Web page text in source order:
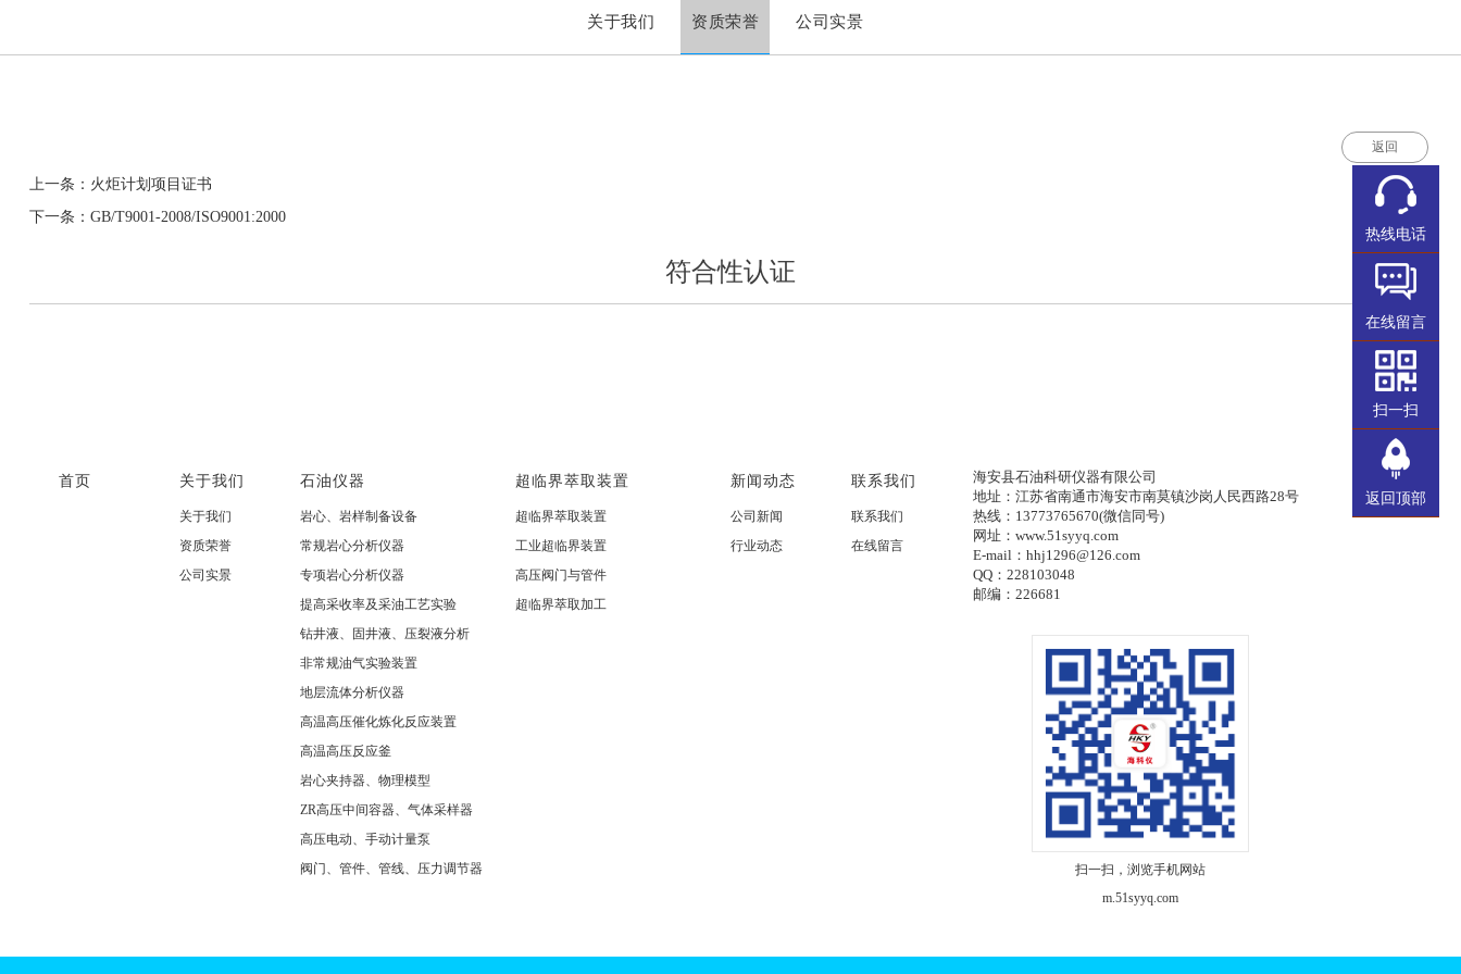
关于我们 资质荣誉 公司实景
返回
上一条：火炬计划项目证书
下一条：GB/T9001-2008/ISO9001:2000
符合性认证
首页 关于我们
关于我们
资质荣誉
公司实景
石油仪器
岩心、岩样制备设备
常规岩心分析仪器
专项岩心分析仪器
提高采收率及采油工艺实验
钻井液、固井液、压裂液分析
非常规油气实验装置
地层流体分析仪器
高温高压催化炼化反应装置
高温高压反应釜
岩心夹持器、物理模型
ZR高压中间容器、气体采样器
高压电动、手动计量泵
阀门、管件、管线、压力调节器
超临界萃取装置
超临界萃取装置
工业超临界装置
高压阀门与管件
超临界萃取加工
新闻动态
公司新闻
行业动态
联系我们
联系我们
在线留言
海安县石油科研仪器有限公司
地址：江苏省南通市海安市南莫镇沙岗人民西路28号
热线：13773765670(微信同号)
网址：www.51syyq.com
E-mail：hhj1296@126.com
QQ：228103048
邮编：226681
扫一扫，浏览手机网站
m.51syyq.com
热线电话
在线留言
扫一扫
返回顶部